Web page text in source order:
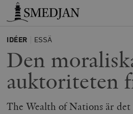
Timbro
IDÉER ESSÄ
Den
auktoriteten
The Wealth of Nations är